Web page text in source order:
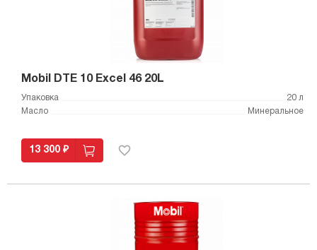
Mobil DTE 10 Excel 46 20L
Упаковка
20 л
Масло
Минеральное
13 300 ₽